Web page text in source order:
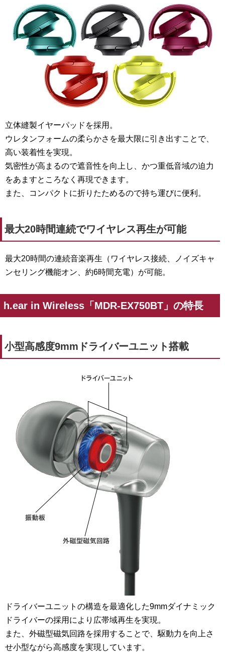
立体縫製イヤーパッドを採用。
ウレタンフォームの柔らかさを最大限に引き出すことで、
高い装着性を実現。
気密性が高まるので遮音性を向上し、かつ重低音域の迫力
をあますところなく再現できます。
また、コンパクトに折りたためるので持ち運びに便利。
最大20時間連続でワイヤレス再生が可能
最大20時間の連続音楽再生（ワイヤレス接続、ノイズキャ
ンセリング機能オン、約6時間充電）が可能。
h.ear in Wireless「MDR-EX750BT」の特長
小型高感度9mmドライバーユニット搭載
ドライバーユニットの構造を最適化した9mmダイナミック
ドライバーの採用により広帯域再生を実現。
また、外磁型磁気回路を採用することで、駆動力を向上さ
せ小型ながら高感度を実現しています。